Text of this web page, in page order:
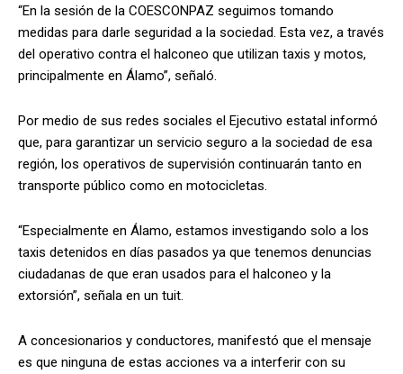
“En la sesión de la COESCONPAZ seguimos tomando
medidas para darle seguridad a la sociedad. Esta vez, a través
del operativo contra el halconeo que utilizan taxis y motos,
principalmente en Álamo”, señaló.
Por medio de sus redes sociales el Ejecutivo estatal informó
que, para garantizar un servicio seguro a la sociedad de esa
región, los operativos de supervisión continuarán tanto en
transporte público como en motocicletas.
“Especialmente en Álamo, estamos investigando solo a los
taxis detenidos en días pasados ya que tenemos denuncias
ciudadanas de que eran usados para el halconeo y la
extorsión”, señala en un tuit.
A concesionarios y conductores, manifestó que el mensaje
es que ninguna de estas acciones va a interferir con su